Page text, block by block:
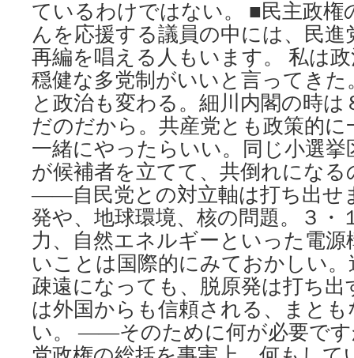
ているわけではない。 ■民主政
んを応援する議員の中には、民
再編を唱える人もいます。 私は
穏健な多党制がいいと言ってき
と政治も変わる。細川内閣の時
だのだから。共産党とも政策的
一緒にやったらいい。同じ小選挙
が候補者を立てて、共倒れにな
――自民党との対立軸は打ち出せ
発や、地球環境、核の問題。３・
力、自然エネルギーといった電
いことは国際的にみておかしい
疎遠になっても、脱原発は打ち
は外国からも信頼される、まと
い。 ――そのために何が必要です